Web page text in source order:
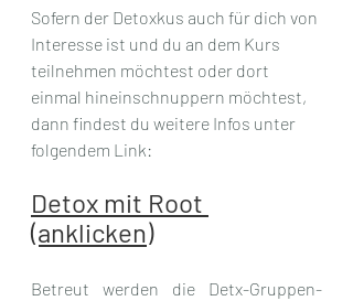
Sofern der Detoxkus auch für dich von
Interesse ist und du an dem Kurs
teilnehmen möchtest oder dort
einmal hineinschnuppern möchtest,
dann findest du weitere Infos unter
folgendem Link:
Detox mit Root
(anklicken)
Betreut werden die Detx-Gruppen-